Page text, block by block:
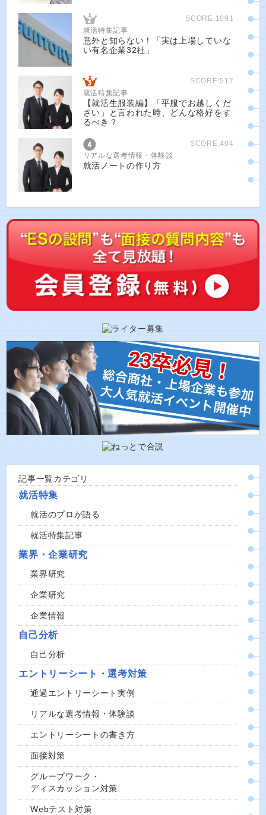
SCORE:1091
就活特集記事
意外と知らない！「実は上場していな
い有名企業32社」
SCORE:517
就活特集記事
【就活生服装編】「平服でお越しくだ
さい」と言われた時、どんな格好をす
るべき？
SCORE:404
リアルな選考情報・体験談
就活ノートの作り方
記事一覧カテゴリ
就活特集
就活のプロが語る
就活特集記事
業界・企業研究
業界研究
企業研究
企業情報
自己分析
自己分析
エントリーシート・選考対策
通過エントリーシート実例
リアルな選考情報・体験談
エントリーシートの書き方
面接対策
グループワーク・
ディスカッション対策
Webテスト対策